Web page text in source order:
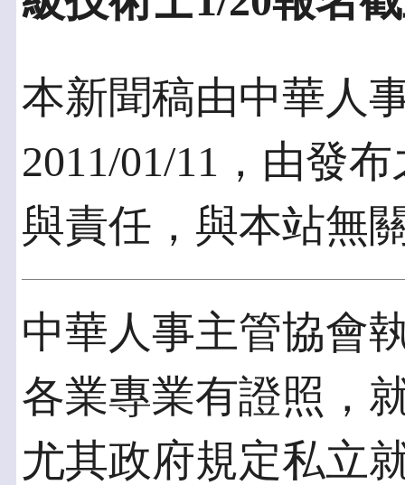
本新聞稿由中華人
2011/01/11，由發
與責任，與本站無
中華人事主管協會
各業專業有證照，
尤其政府規定私立